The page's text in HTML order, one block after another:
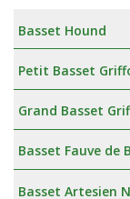
Basset Hound
Petit Basset
Grand Basset
Basset Fauve de
Basset Artesien